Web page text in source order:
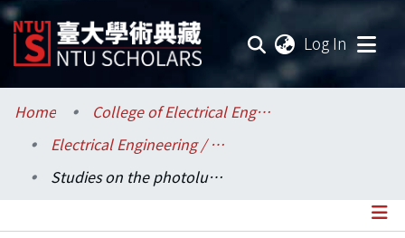
Log In
Communities & Collections
Research Outputs
Home
College of Electrical Engineering and Computer Science / 電機資訊學院
Electrical Engineering / 電機工程學系
Studies on the photoluminescence of thermal annealed InAs(N)/InGaAs quantum wells